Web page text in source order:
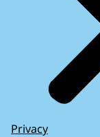
Privacy